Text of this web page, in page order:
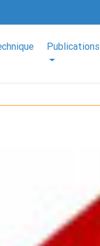
Publications